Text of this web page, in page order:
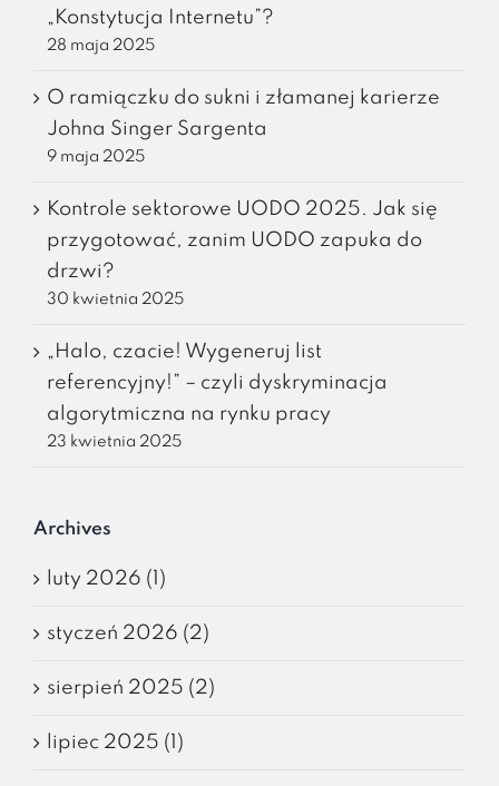
„Konstytucja Internetu”?
28 maja 2025
O ramiączku do sukni i złamanej karierze
Johna Singer Sargenta
9 maja 2025
Kontrole sektorowe UODO 2025. Jak się
przygotować, zanim UODO zapuka do
drzwi?
30 kwietnia 2025
„Halo, czacie! Wygeneruj list
referencyjny!” – czyli dyskryminacja
algorytmiczna na rynku pracy
23 kwietnia 2025
Archives
luty 2026 (1)
styczeń 2026 (2)
sierpień 2025 (2)
lipiec 2025 (1)